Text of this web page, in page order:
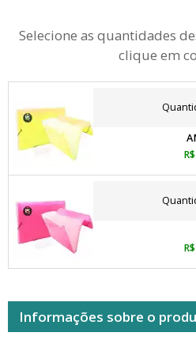
Selecione as quantidades
clique em
Informações sobre o